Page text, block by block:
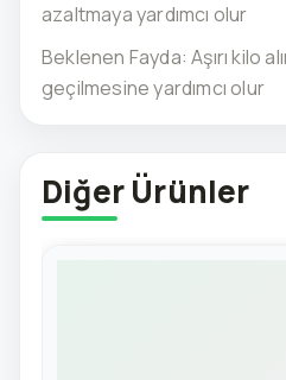
azaltmaya yardımcı olur
Beklenen Fayda: Aşırı kilo
geçilmesine yardımcı olur
Diğer Ürünler